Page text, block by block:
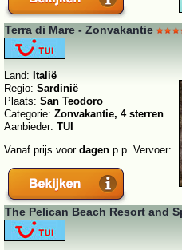
Terra di Mare - Zonvakantie
Land: Italië
Regio: Sardinië
Plaats: San Teodoro
Categorie: Zonvakantie, 4 sterren
Aanbieder: TUI
Vanaf prijs voor dagen p.p. Vervoer:
The Pelican Beach Resort and